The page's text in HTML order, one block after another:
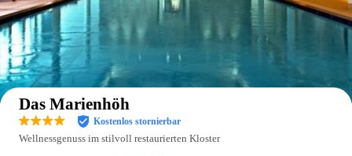
Das Marienhöh
Kostenlos stornierbar
Wellnessgenuss im stilvoll restaurierten Kloster